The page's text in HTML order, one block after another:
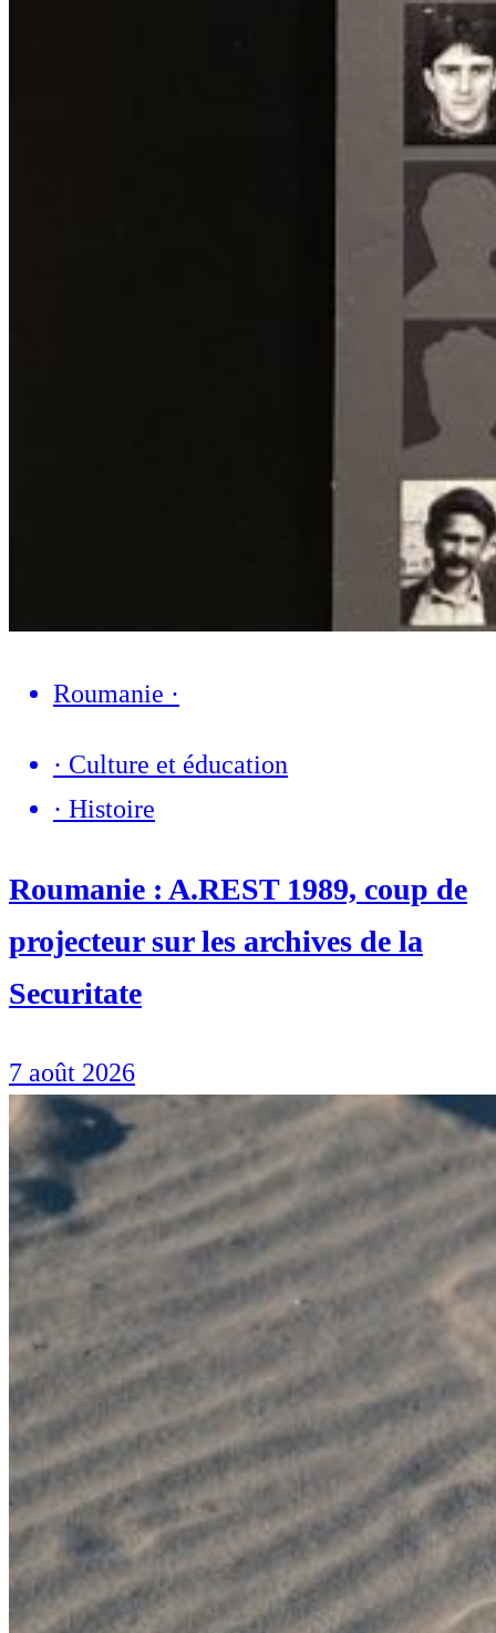
Roumanie ·
· Culture et éducation
· Histoire
Roumanie : A.REST 1989, coup de
projecteur sur les archives de la
Securitate
7 août 2026